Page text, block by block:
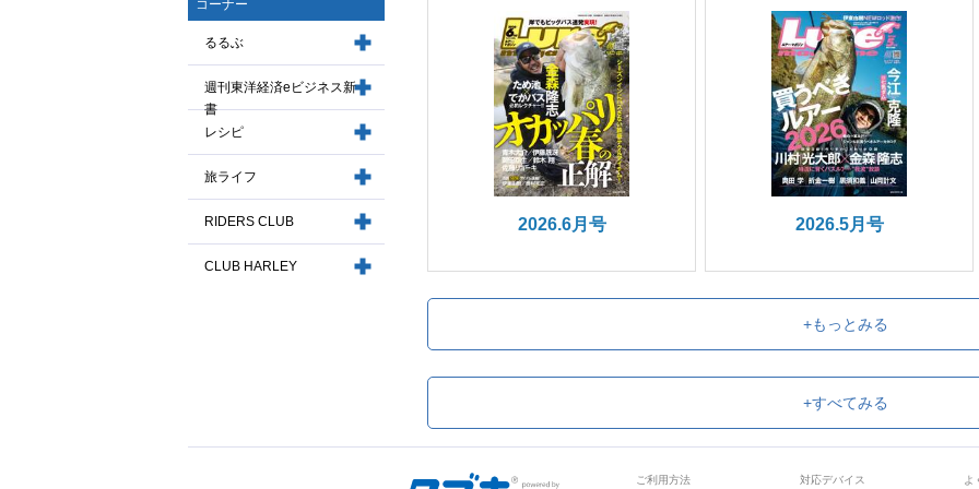
コーナー
るるぶ
週刊東洋経済eビジネス新
書
レシピ
旅ライフ
RIDERS CLUB
CLUB HARLEY
2026.6月号 2026.5月号
+もっとみる
+すべてみる
ご利用方法 対応デバイス よ